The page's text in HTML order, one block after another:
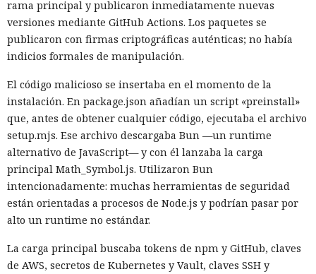
rama principal y publicaron inmediatamente nuevas
versiones mediante GitHub Actions. Los paquetes se
publicaron con firmas criptográficas auténticas; no había
indicios formales de manipulación.
El código malicioso se insertaba en el momento de la
instalación. En package.json añadían un script «preinstall»
que, antes de obtener cualquier código, ejecutaba el archivo
setup.mjs. Ese archivo descargaba Bun —un runtime
alternativo de JavaScript— y con él lanzaba la carga
principal Math_Symbol.js. Utilizaron Bun
intencionadamente: muchas herramientas de seguridad
están orientadas a procesos de Node.js y podrían pasar por
alto un runtime no estándar.
La carga principal buscaba tokens de npm y GitHub, claves
de AWS, secretos de Kubernetes y Vault, claves SSH y